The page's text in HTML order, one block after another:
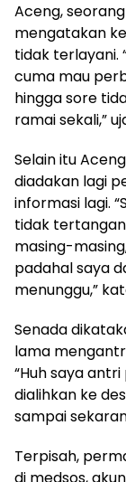
Aceng,
mengatakan
tidak terlayani.
cuma mau
hingga sore
ramai sekali,”
Selain itu
diadakan lagi
informasi lagi.
tidak
masing-
padahal saya
menunggu,”
Senada
lama
“Huh saya
dialihkan ke
sampai
Terpisah,